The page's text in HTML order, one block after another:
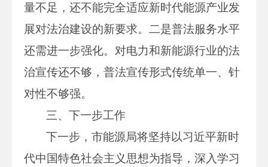
量不足，还不能完全适应新时代能源产业发
展对法治建设的新要求。二是普法服务水平
还需进一步强化。对电力和新能源行业的法
治宣传还不够，普法宣传形式传统单一、针
对性不够强。
三、下一步工作
下一步，市能源局将坚持以习近平新时
代中国特色社会主义思想为指导，深入学习